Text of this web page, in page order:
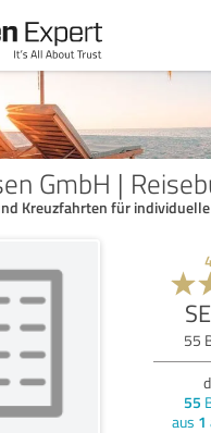
GmbH |
Kreuzfahrten für
55
55
aus 1